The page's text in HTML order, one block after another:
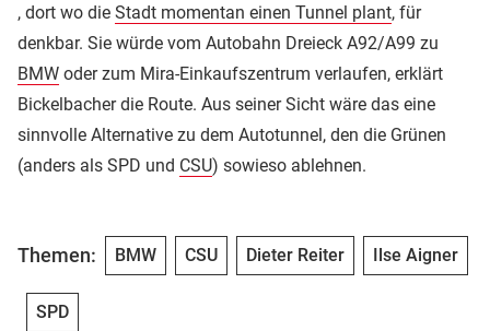
, dort wo die Stadt momentan einen Tunnel plant, für
denkbar. Sie würde vom Autobahn Dreieck A92/A99 zu
BMW oder zum Mira-Einkaufszentrum verlaufen, erklärt
Bickelbacher die Route. Aus seiner Sicht wäre das eine
sinnvolle Alternative zu dem Autotunnel, den die Grünen
(anders als SPD und CSU) sowieso ablehnen.
Themen: BMW CSU Dieter Reiter Ilse Aigner
SPD